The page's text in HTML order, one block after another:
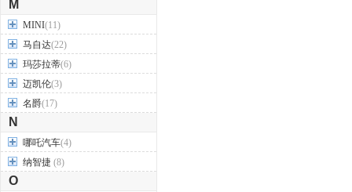
M
MINI(11)
马自达(22)
玛莎拉蒂(6)
迈凯伦(3)
名爵(17)
N
哪吒汽车(4)
纳智捷 (8)
O